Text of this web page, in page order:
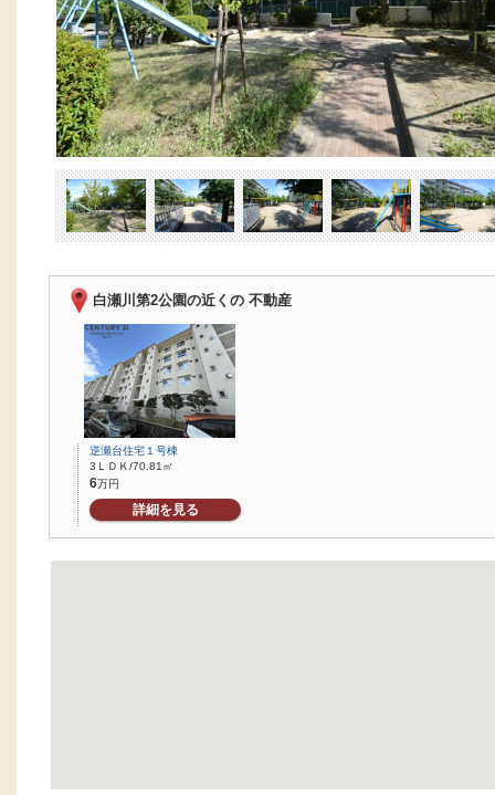
白瀬川第2公園の近くの 不動産
逆瀬台住宅１号棟
3ＬＤＫ/70.81㎡
6万円
詳細を見る